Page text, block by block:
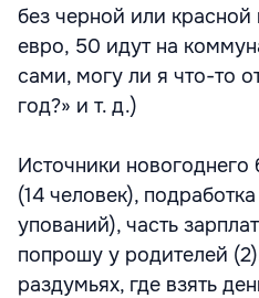
без черной или
евро, 50 идут на
сами, могу ли я что-то
год?» и т. д.)
Источники
(14 человек),
упований), часть
попрошу у родителей
раздумьях, где взять